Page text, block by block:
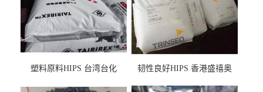
塑料原料HIPS 台湾台化
韧性良好HIPS 香港盛禧奥